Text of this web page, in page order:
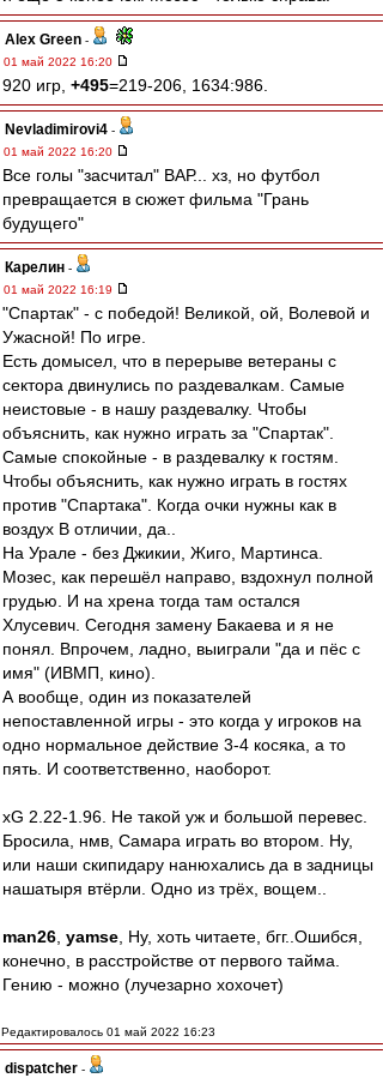
Alex Green -
01 май 2022 16:20
920 игр, +495=219-206, 1634:986.
Nevladimirovi4 -
01 май 2022 16:20
Все голы "засчитал" ВАР... хз, но футбол
превращается в сюжет фильма "Грань
будущего"
Карелин -
01 май 2022 16:19
"Спартак" - с победой! Великой, ой, Волевой и
Ужасной! По игре.
Есть домысел, что в перерыве ветераны с
сектора двинулись по раздевалкам. Самые
неистовые - в нашу раздевалку. Чтобы
объяснить, как нужно играть за "Спартак".
Самые спокойные - в раздевалку к гостям.
Чтобы объяснить, как нужно играть в гостях
против "Спартака". Когда очки нужны как в
воздух В отличии, да..
На Урале - без Джикии, Жиго, Мартинса.
Мозес, как перешёл направо, вздохнул полной
грудью. И на хрена тогда там остался
Хлусевич. Сегодня замену Бакаева и я не
понял. Впрочем, ладно, выиграли "да и пёс с
имя" (ИВМП, кино).
А вообще, один из показателей
непоставленной игры - это когда у игроков на
одно нормальное действие 3-4 косяка, а то
пять. И соответственно, наоборот.
xG 2.22-1.96. Не такой уж и большой перевес.
Бросила, нмв, Самара играть во втором. Ну,
или наши скипидару нанюхались да в задницы
нашатыря втёрли. Одно из трёх, вощем..
man26 yamse , Ну, хоть читаете, бгг..Ошибся,
конечно, в расстройстве от первого тайма.
Гению - можно (лучезарно хохочет)
Редактировалось 01 май 2022 16:23
dispatcher -